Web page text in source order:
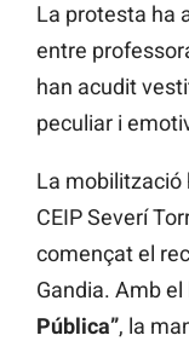
La protesta ha
entre
han acudit
peculiar i
La mobilització
CEIP Severí
començat el
Gandia. Amb el
Pública”, la